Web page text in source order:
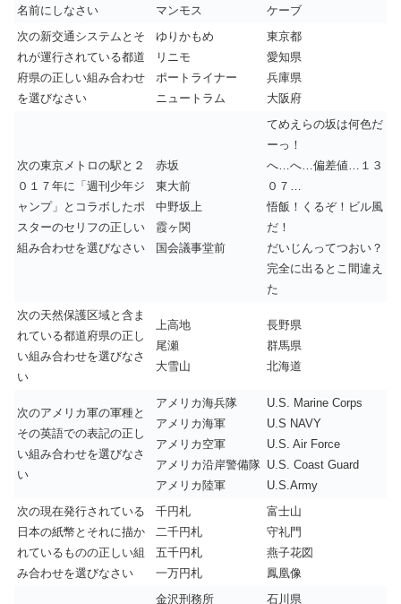
名前にしなさい
マンモス
ケーブ
次の新交通システムとそ
れが運行されている都道
府県の正しい組み合わせ
を選びなさい
ゆりかもめ
リニモ
ポートライナー
ニュートラム
東京都
愛知県
兵庫県
大阪府
次の東京メトロの駅と２
０１７年に「週刊少年ジ
ャンプ」とコラボしたポ
スターのセリフの正しい
組み合わせを選びなさい
赤坂
東大前
中野坂上
霞ヶ関
国会議事堂前
てめえらの坂は何色だ
ーっ！
へ…へ…偏差値…１３
０７…
悟飯！くるぞ！ビル風
だ！
だいじんってつおい？
完全に出るとこ間違え
た
次の天然保護区域と含ま
れている都道府県の正し
い組み合わせを選びなさ
い
上高地
尾瀬
大雪山
長野県
群馬県
北海道
次のアメリカ軍の軍種と
その英語での表記の正し
い組み合わせを選びなさ
い
アメリカ海兵隊
アメリカ海軍
アメリカ空軍
アメリカ沿岸警備隊
アメリカ陸軍
U.S. Marine Corps
U.S NAVY
U.S. Air Force
U.S. Coast Guard
U.S.Army
次の現在発行されている
日本の紙幣とそれに描か
れているものの正しい組
み合わせを選びなさい
千円札
二千円札
五千円札
一万円札
富士山
守礼門
燕子花図
鳳凰像
金沢刑務所
石川県